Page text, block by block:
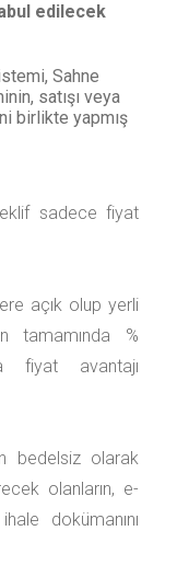
edilecek
Sahne
satışı veya
birlikte yapmış
sadece fiyat
açık olup yerli
tamamında %
fiyat avantajı
bedelsiz olarak
olanların, e-
dokümanını